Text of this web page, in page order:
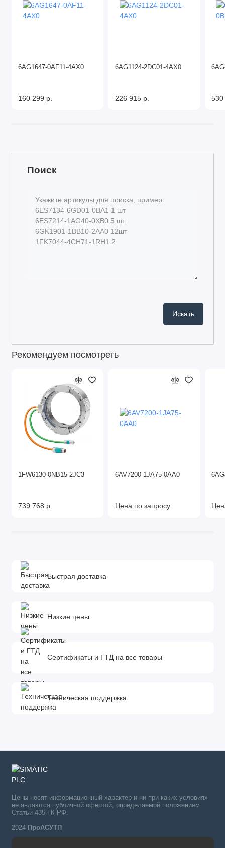
6AG1647-0AF11-4AX0
160 299 р.
6AG1124-2DC01-4AX0
226 915 р. 530
Поиск
Рекомендуем посмотреть
1FW6130-0NB15-2JC3
739 768 р.
6AV7200-1JA75-0AA0
Цена по запросу
Быстрая доставка
Низкие цены
Сертификаты и ГТД на все товары
Техническая поддержка
Цены носят информационный характер и ни при каких условиях
не являются публичной офертой, определяемой положением
Статьи 435 ГК РФ.
2024 ПроАСУТП